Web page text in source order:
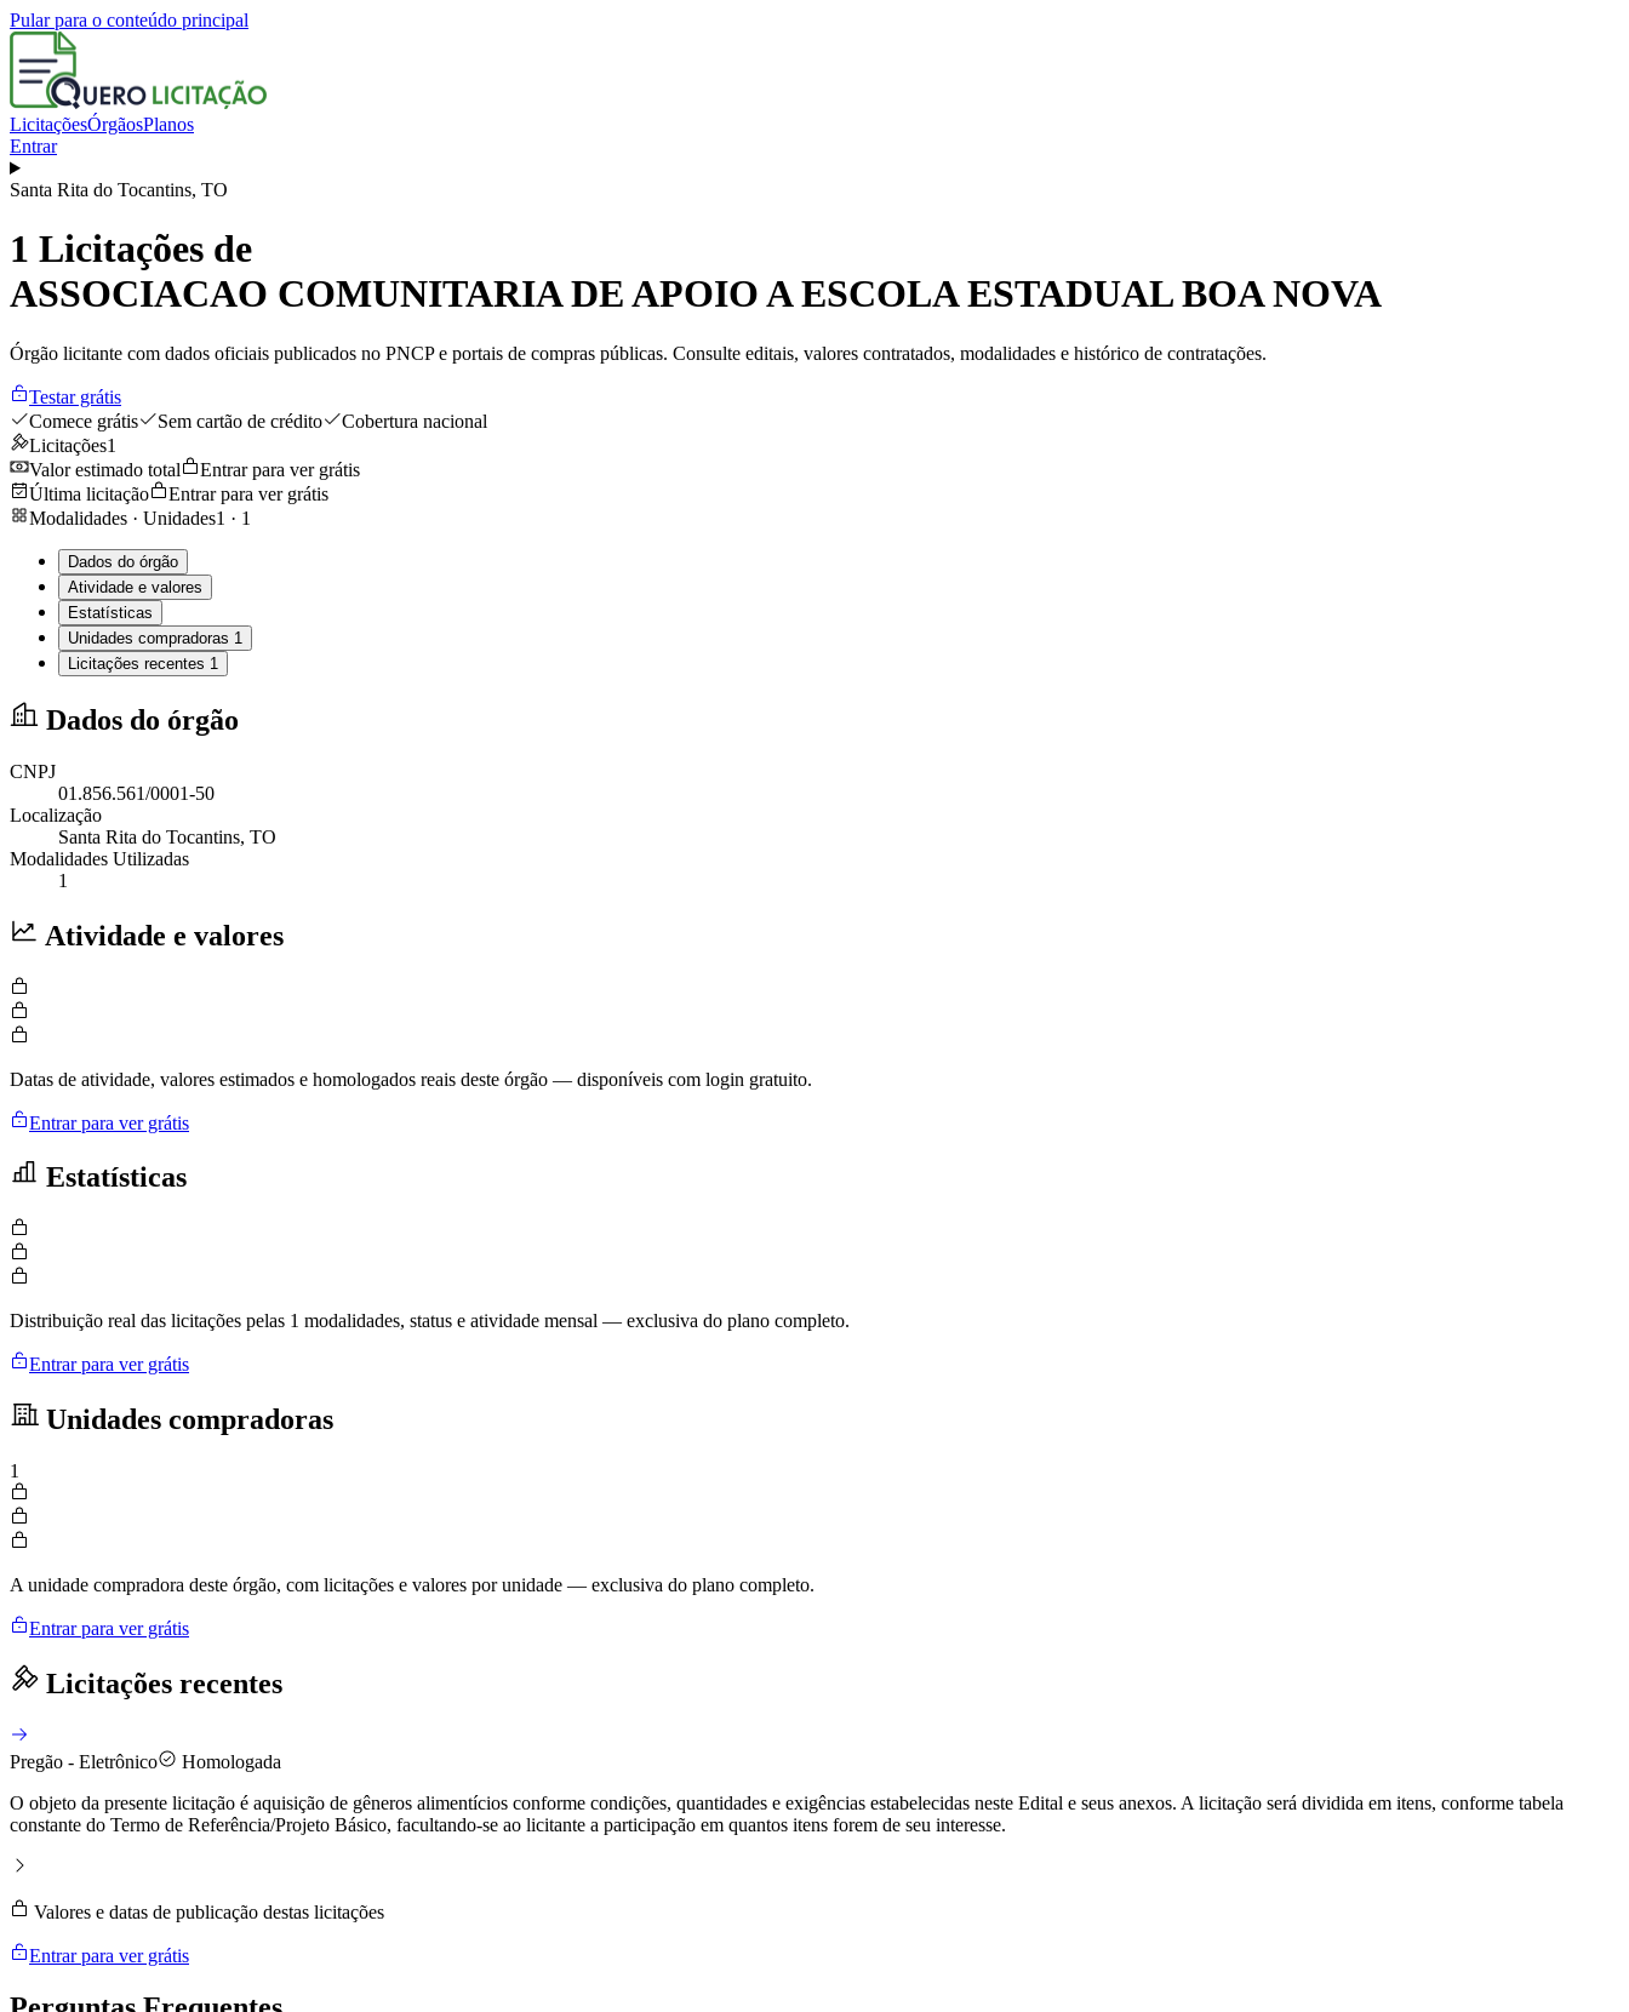
Pular para o conteúdo principal
LicitaçõesÓrgãosPlanos
Entrar
Santa Rita do Tocantins, TO
1 Licitações de
ASSOCIACAO COMUNITARIA DE APOIO A ESCOLA ESTADUAL BOA NOVA
Órgão licitante com dados oficiais publicados no PNCP e portais de compras públicas. Consulte editais, valores contratados, modalidades e histórico de contratações.
Testar grátis
Comece grátis
Sem cartão de crédito
Cobertura nacional
Licitações1
Valor estimado total
Entrar para ver grátis
Última licitação
Entrar para ver grátis
Modalidades · Unidades1 · 1
Dados do órgão
Atividade e valores
Estatísticas
Unidades compradoras 1
Licitações recentes 1
Dados do órgão
CNPJ
01.856.561/0001-50
Localização
Santa Rita do Tocantins, TO
Modalidades Utilizadas
1
Atividade e valores
Datas de atividade, valores estimados e homologados reais deste órgão — disponíveis com login gratuito.
Entrar para ver grátis
Estatísticas
Distribuição real das licitações pelas 1 modalidades, status e atividade mensal — exclusiva do plano completo.
Entrar para ver grátis
Unidades compradoras
1
A unidade compradora deste órgão, com licitações e valores por unidade — exclusiva do plano completo.
Entrar para ver grátis
Licitações recentes
Pregão - Eletrônico
Homologada
O objeto da presente licitação é aquisição de gêneros alimentícios conforme condições, quantidades e exigências estabelecidas neste Edital e seus anexos. A licitação será dividida em itens, conforme tabela
constante do Termo de Referência/Projeto Básico, facultando-se ao licitante a participação em quantos itens forem de seu interesse.
Valores e datas de publicação destas licitações
Entrar para ver grátis